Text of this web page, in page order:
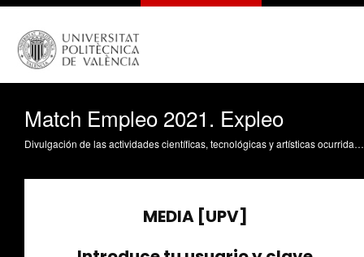
Match Empleo 2021. Expleo
Divulgación de las actividades científicas, tecnológicas y artísticas ocurridas en los tres campus de la UPV